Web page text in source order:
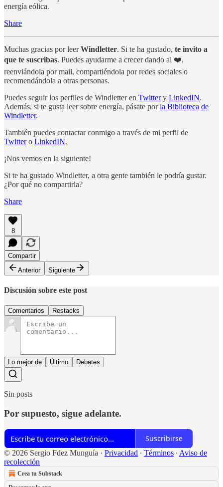
energía eólica.
Share
Muchas gracias por leerWindletter. Si te ha gustado, te invito a
que te suscribas. Puedes ayudarme a crecer dando al ❤️,
reenviándola por mail, compartiéndola por redes sociales o
recomendándola a otras personas.
Puedes seguir los perfiles de Windletter en Twittery LinkedIN.
Además, si te gusta leer sobre energía, pásate porla Biblioteca de
Windletter.
También puedes contactar conmigo a través de mi perfil de
Twittero LinkedIN.
¡Nos vemos en la siguiente!
Si te ha gustado Windletter, a otra gente también le podría gustar.
¿Por qué no compartirla?
Share
8
Compartir
Anterior
Siguiente
Discusión sobre este post
Comentarios Restacks
Lo mejor de Último Debates
Sin posts
Por supuesto, sigue adelante.
Suscribirse
© 2026 Sergio Fdez Munguía · Privacidad ∙ Términos ∙ Aviso de
recolección
Crea tu Substack